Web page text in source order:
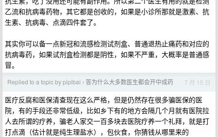
乙流和抗病毒药物，其它都是创收的，如果是小诊所那就是激素、抗
生素、抗病毒、点滴四件套了。
其实你可以备一点新冠和流感检测试剂盒、普通退热止痛药和对应的
抗病毒药，如果试剂盒检测都是阴性，如果不严重，大概率是普通感
冒。
Replied to a topic by pipibai › 答为什么大多数医生都会开中成药 7 月 15 日
医疗反腐和医保清查现在这么严格，但是仍然存在很多骗医保的医
院，有的手段还非常低级，比如乡下有的地方会隔几个月就有医院拉
人去所谓的疗养，骗老人家交一百多块去医院疗养一个礼拜，就是打
打点滴（估计就是纯生理盐水），包伙食，你猜钱从哪里来的